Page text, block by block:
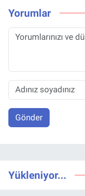
Yorumlar
Gönder
Yükleniyor...